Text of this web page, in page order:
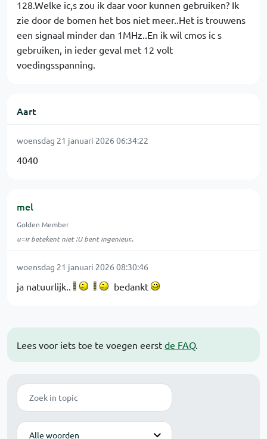
Lees voor iets toe te voegen eerst de FAQ.
Zoek
Modus
128.Welke ic,s zou ik daar voor kunnen gebruiken? Ik
zie door de bomen het bos niet meer..Het is trouwens
een signaal minder dan 1MHz..En ik wil cmos ic s
gebruiken, in ieder geval met 12 volt
voedingsspanning.
Aart
woensdag 21 januari 2026 06:34:22
4040
mel
Golden Member
u=ir betekent niet :U bent ingenieur..
woensdag 21 januari 2026 08:30:46
ja natuurlijk.. bedankt